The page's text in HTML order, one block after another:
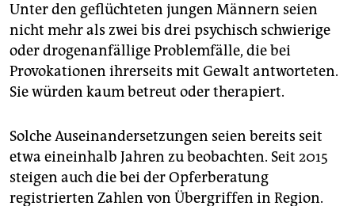
Unter den geflüchteten jungen Männern seien
nicht mehr als zwei bis drei psychisch schwierige
oder drogenanfällige Problemfälle, die bei
Provokationen ihrerseits mit Gewalt antworteten.
Sie würden kaum betreut oder therapiert.
Solche Auseinandersetzungen seien bereits seit
etwa eineinhalb Jahren zu beobachten. Seit 2015
steigen auch die bei der Opferberatung
registrierten Zahlen von Übergriffen in Region.